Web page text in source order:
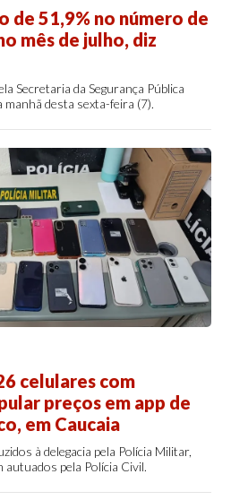
de 51,9% no número de
mês de julho, diz
Secretaria da Segurança Pública
desta sexta-feira (7).
celulares com
preços em app de
em Caucaia
à delegacia pela Polícia Militar,
autuados pela Polícia Civil.